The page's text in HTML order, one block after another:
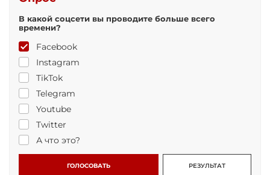
В какой соцсети вы проводите больше всего
времени?
Facebook
Instagram
TikTok
Telegram
Youtube
Twitter
А что это?
ГОЛОСОВАТЬ РЕЗУЛЬТАТ